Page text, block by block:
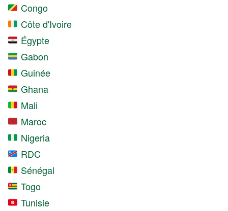
Congo
Côte d'Ivoire
Égypte
Gabon
Guinée
Ghana
Mali
Maroc
Nigeria
RDC
Sénégal
Togo
Tunisie